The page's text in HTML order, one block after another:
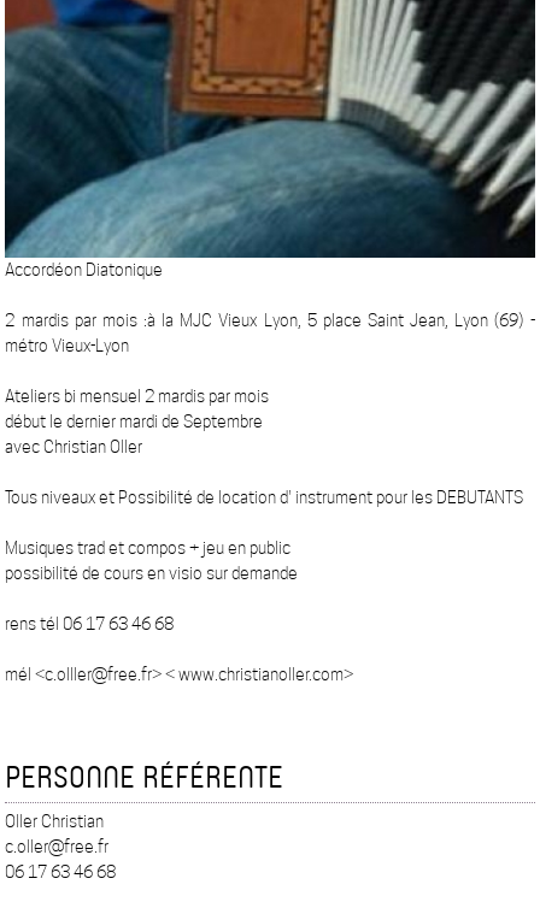
Accordéon Diatonique
2 mardis par mois :à la MJC Vieux Lyon, 5 place Saint Jean, Lyon (69) -
métro Vieux-Lyon
Ateliers bi mensuel 2 mardis par mois
début le dernier mardi de Septembre
avec Christian Oller
Tous niveaux et Possibilité de location d' instrument pour les DEBUTANTS
Musiques trad et compos + jeu en public
possibilité de cours en visio sur demande
rens tél 06 17 63 46 68
mél <c.olller@free.fr> < www.christianoller.com>
PERSONNE RÉFÉRENTE
Oller Christian
c.oller@free.fr
06 17 63 46 68